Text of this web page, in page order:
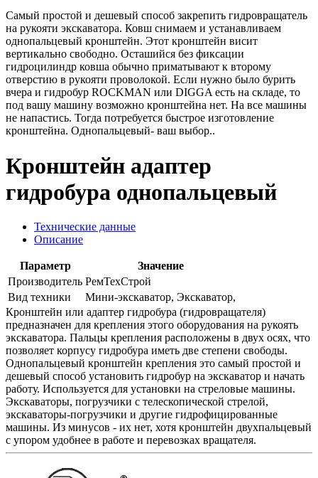
Самый простой и дешевый способ закрепить гидровращатель
на рукояти экскаватора. Ковш снимаем и устанавливаем
однопальцевый кронштейн. Этот кронштейн висит
вертикально свободно. Осташийся без фиксации
гидроцилиндр ковша обычно приматывают к второму
отверстию в рукояти проволокой. Если нужно было бурить
вчера и гидробур ROCKMAN или DIGGA есть на складе, то
под вашу машину возможно кронштейна нет. На все машины
не напастись. Тогда потребуется быстрое изготовление
кронштейна. Однопальцевый- ваш выбор..
Кронштейн адаптер
гидробура однопальцевый
Технические данные
Описание
Параметр
Значение
Производитель РемТехСтрой
Вид техники
Мини-экскаватор, Экскаватор,
Кронштейн или адаптер гидробура (гидровращателя)
предназначен для крепления этого оборудования на рукоять
экскаватора. Пальцы крепления расположены в двух осях, что
позволяет корпусу гидробура иметь две степени свободы.
Однопальцевый кронштейн крепления это самый простой и
дешевый способ установить гидробур на экскаватор и начать
работу. Используется для установки на стреловые машины.
Экскаваторы, погрузчики с телескопической стрелой,
экскаваторы-погрузчики и другие гидрофицированные
машины. Из минусов - их нет, хотя кронштейн двухпальцевый
с упором удобнее в работе и перевозках вращателя.